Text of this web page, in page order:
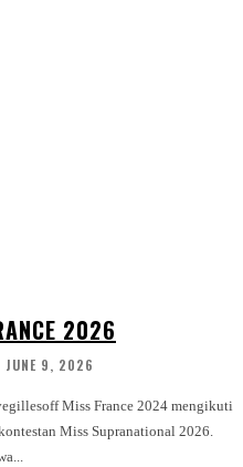
2026
JUNE 9, 2026
Miss Supranational 2026.